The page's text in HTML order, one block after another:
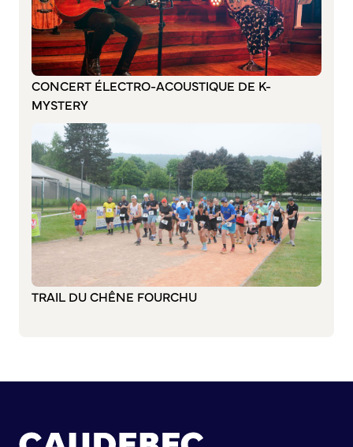
CONCERT ÉLECTRO-ACOUSTIQUE DE K-
MYSTERY
TRAIL DU CHÊNE FOURCHU
Annuaire des associations
Mise à jour de l’annuaire des associations
S’engager auprès d’une association
Sport Loisirs
Annuaire des clubs sportifs
Mise à jour de l’annuaire des clubs sportifs
Caudebec Rando
Champions de demain
International
Les jumelages
PARTICIPER – IMAGINER DEMAIN
Commission de participation citoyenne
Conseil municipal des Sages